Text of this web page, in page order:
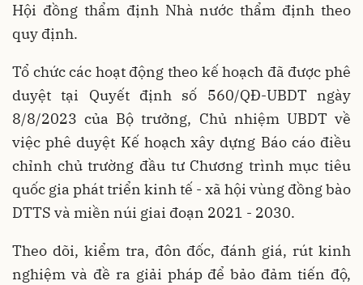
Hội đồng thẩm định Nhà nước thẩm định theo
quy định.
Tổ chức các hoạt động theo kế hoạch đã được phê
duyệt tại Quyết định số 560/QĐ-UBDT ngày
8/8/2023 của Bộ trưởng, Chủ nhiệm UBDT về
việc phê duyệt Kế hoạch xây dựng Báo cáo điều
chỉnh chủ trường đầu tư Chương trình mục tiêu
quốc gia phát triển kinh tế - xã hội vùng đồng bào
DTTS và miền núi giai đoạn 2021 - 2030.
Theo dõi, kiểm tra, đôn đốc, đánh giá, rút kinh
nghiệm và đề ra giải pháp để bảo đảm tiến độ,